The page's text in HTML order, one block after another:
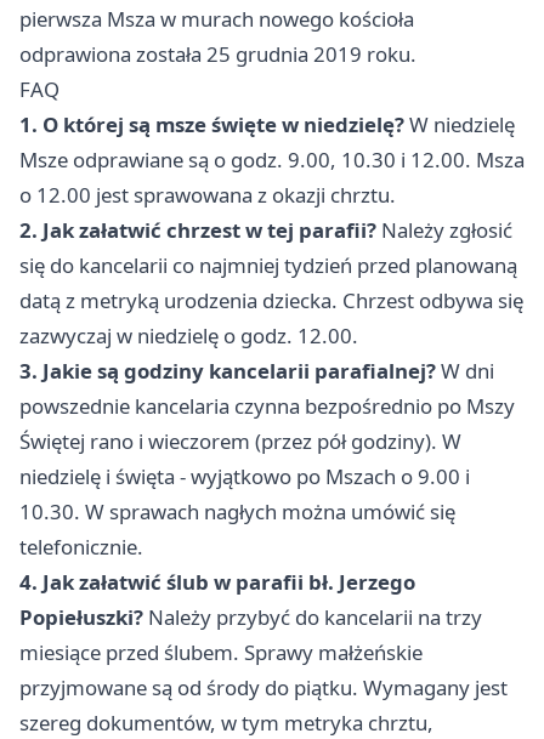
pierwsza Msza w murach nowego kościoła
odprawiona została 25 grudnia 2019 roku.
FAQ
1. O której są msze święte w niedzielę?W niedzielę
Msze odprawiane są o godz. 9.00, 10.30 i 12.00. Msza
o 12.00 jest sprawowana z okazji chrztu.
2. Jak załatwić chrzest w tej parafii? Należy zgłosić
się do kancelarii co najmniej tydzień przed planowaną
datą z metryką urodzenia dziecka. Chrzest odbywa się
zazwyczaj w niedzielę o godz. 12.00.
3. Jakie są godziny kancelarii parafialnej?W dni
powszednie kancelaria czynna bezpośrednio po Mszy
Świętej rano i wieczorem (przez pół godziny). W
niedzielę i święta - wyjątkowo po Mszach o 9.00 i
10.30. W sprawach nagłych można umówić się
telefonicznie.
4. Jak załatwić ślub w parafii bł. Jerzego
Popiełuszki? Należy przybyć do kancelarii na trzy
miesiące przed ślubem. Sprawy małżeńskie
przyjmowane są od środy do piątku. Wymagany jest
szereg dokumentów, w tym metryka chrztu,